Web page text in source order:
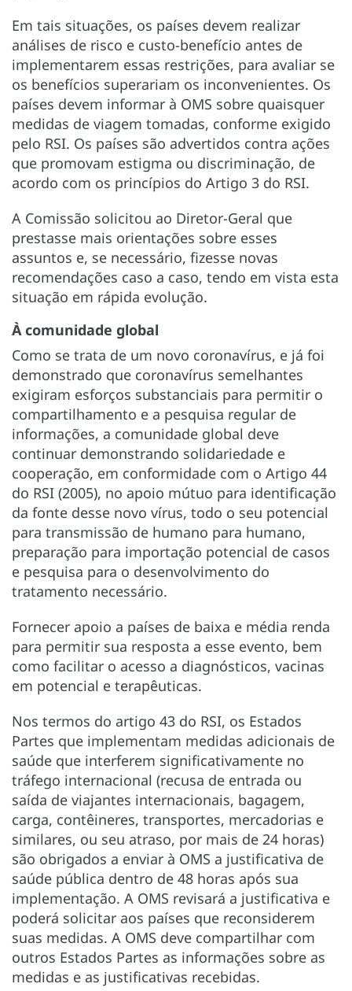
Em tais situações, os países devem realizar
análises de risco e custo-benefício antes de
implementarem essas restrições, para avaliar se
os benefícios superariam os inconvenientes. Os
países devem informar à OMS sobre quaisquer
medidas de viagem tomadas, conforme exigido
pelo RSI. Os países são advertidos contra ações
que promovam estigma ou discriminação, de
acordo com os princípios do Artigo 3 do RSI.
A Comissão solicitou ao Diretor-Geral que
prestasse mais orientações sobre esses
assuntos e, se necessário, fizesse novas
recomendações caso a caso, tendo em vista esta
situação em rápida evolução.
À comunidade global
Como se trata de um novo coronavírus, e já foi
demonstrado que coronavírus semelhantes
exigiram esforços substanciais para permitir o
compartilhamento e a pesquisa regular de
informações, a comunidade global deve
continuar demonstrando solidariedade e
cooperação, em conformidade com o Artigo 44
do RSI (2005), no apoio mútuo para identificação
da fonte desse novo vírus, todo o seu potencial
para transmissão de humano para humano,
preparação para importação potencial de casos
e pesquisa para o desenvolvimento do
tratamento necessário.
Fornecer apoio a países de baixa e média renda
para permitir sua resposta a esse evento, bem
como facilitar o acesso a diagnósticos, vacinas
em potencial e terapêuticas.
Nos termos do artigo 43 do RSI, os Estados
Partes que implementam medidas adicionais de
saúde que interferem significativamente no
tráfego internacional (recusa de entrada ou
saída de viajantes internacionais, bagagem,
carga, contêineres, transportes, mercadorias e
similares, ou seu atraso, por mais de 24 horas)
são obrigados a enviar à OMS a justificativa de
saúde pública dentro de 48 horas após sua
implementação. A OMS revisará a justificativa e
poderá solicitar aos países que reconsiderem
suas medidas. A OMS deve compartilhar com
outros Estados Partes as informações sobre as
medidas e as justificativas recebidas.